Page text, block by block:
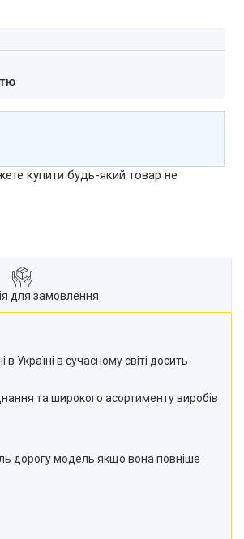
купити будь-який товар не
для замовлення
Україні в сучасному світі досить
та широкого асортименту виробів
дорогу модель якщо вона повніше